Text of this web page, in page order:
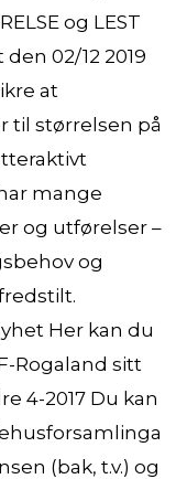
og LEST
02/12 2019
at
til størrelsen på
mange
og utførelser –
og
Her kan du
Rogaland sitt
4-2017 Du kan
(bak, t.v.) og